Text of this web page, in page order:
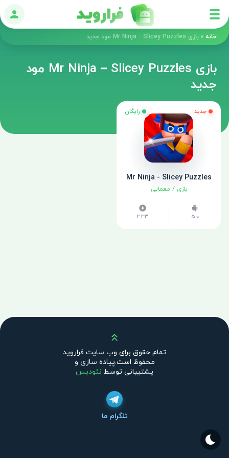
ورود
خانه » بازی Mr Ninja - Slicey Puzzles مود جدید
بازی Mr Ninja – Slicey Puzzles مود
جدید
جدید رایگان
Mr Ninja - Slicey Puzzles
بازی / معمایی
5.0
2.33
بالا
تمام حقوق برای وب سایت فراروید
محفوظ است.پیاده سازی و
پشتیبانی توسط نئودیس
تلگرام ما